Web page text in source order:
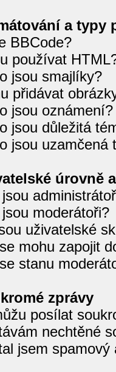
a typy
BBCode?
používat
jsou smajlíky?
přidávat
jsou oznámení?
jsou důležitá
jsou uzamčená
úrovně
moderátoři?
uživatelské
mohu zapojit
stanu
zprávy
posílat
nechtěné
jsem